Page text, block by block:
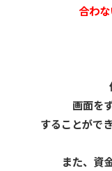
合わ
画面を
することがで
また、 資